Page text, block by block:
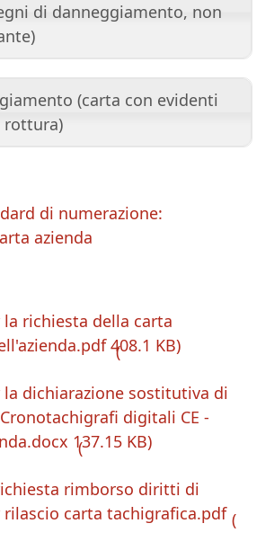
di danneggiamento, non
(carta con evidenti
rottura)
di numerazione:
azienda
richiesta della carta
408.1 KB
dichiarazione sostitutiva di
digitali CE -
137.15 KB
rimborso diritti di
carta tachigrafica.pdf